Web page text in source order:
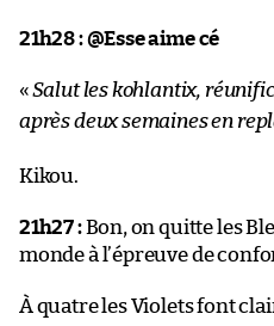
21h28 :@Esse aime cé
«Salut les kohlantix,
après deux semaines en
Kikou.
21h27 :Bon, on quitte les
monde à l’épreuve de
À quatre les Violets font